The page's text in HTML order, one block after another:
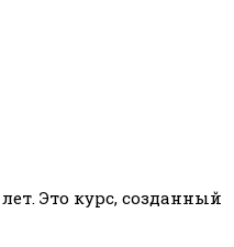
Это курс, созданный